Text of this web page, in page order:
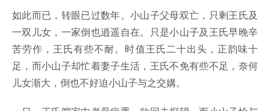
如此而已，转眼已过数年。小山子父母双亡，只剩王氏及
一双儿女，一家倒也逍遥自在。只是小山子及王氏早晚辛
苦劳作，王氏有些不耐。时值王氏二十出头，正韵味十
足，而小山子却忙着妻子生活，王氏不免有些不足，奈何
儿女渐大，倒也不好迫小山子与之交媾。